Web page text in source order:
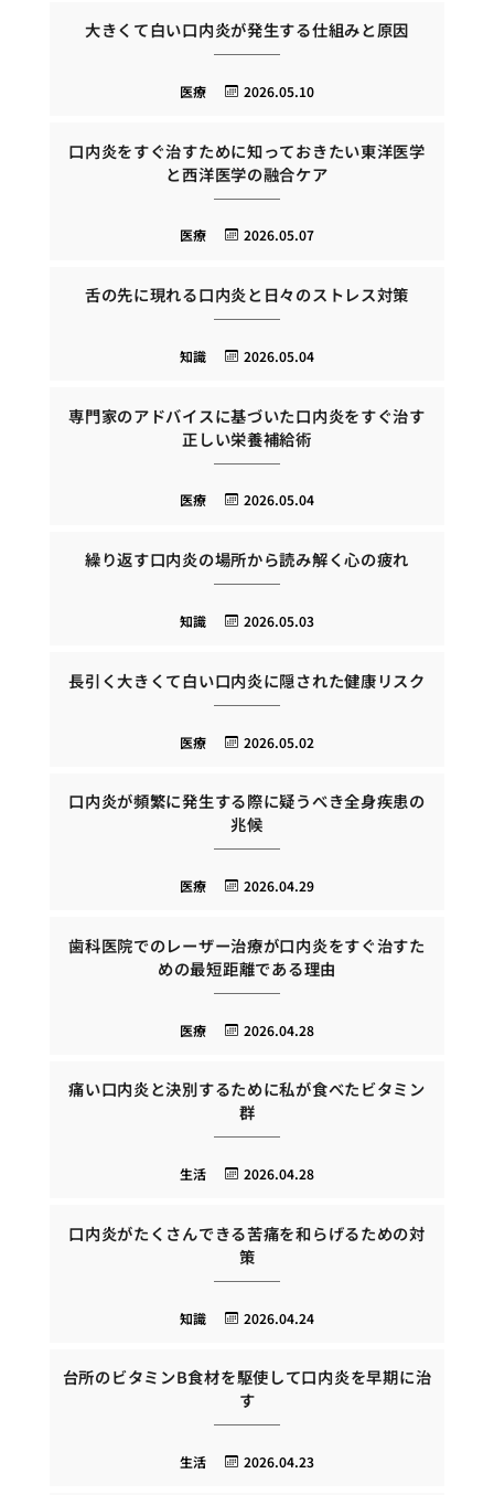
大きくて白い口内炎が発生する仕組みと原因
2026.05.10
医療
口内炎をすぐ治すために知っておきたい東洋医学
と西洋医学の融合ケア
2026.05.07
医療
舌の先に現れる口内炎と日々のストレス対策
2026.05.04
知識
専門家のアドバイスに基づいた口内炎をすぐ治す
正しい栄養補給術
2026.05.04
医療
繰り返す口内炎の場所から読み解く心の疲れ
2026.05.03
知識
長引く大きくて白い口内炎に隠された健康リスク
2026.05.02
医療
口内炎が頻繁に発生する際に疑うべき全身疾患の
兆候
2026.04.29
医療
歯科医院でのレーザー治療が口内炎をすぐ治すた
めの最短距離である理由
2026.04.28
医療
痛い口内炎と決別するために私が食べたビタミン
群
2026.04.28
生活
口内炎がたくさんできる苦痛を和らげるための対
策
2026.04.24
知識
台所のビタミンB食材を駆使して口内炎を早期に治
す
2026.04.23
生活